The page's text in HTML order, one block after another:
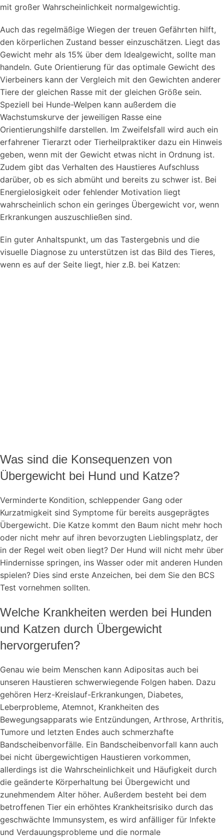
mit großer Wahrscheinlichkeit normalgewichtig.
Auch das regelmäßige Wiegen der treuen Gefährten hilft,
den körperlichen Zustand besser einzuschätzen. Liegt das
Gewicht mehr als 15% über dem Idealgewicht, sollte man
handeln. Gute Orientierung für das optimale Gewicht des
Vierbeiners kann der Vergleich mit den Gewichten anderer
Tiere der gleichen Rasse mit der gleichen Größe sein.
Speziell bei Hunde-Welpen kann außerdem die
Wachstumskurve der jeweiligen Rasse eine
Orientierungshilfe darstellen. Im Zweifelsfall wird auch ein
erfahrener Tierarzt oder Tierheilpraktiker dazu ein Hinweis
geben, wenn mit der Gewicht etwas nicht in Ordnung ist.
Zudem gibt das Verhalten des Haustieres Aufschluss
darüber, ob es sich abmüht und bereits zu schwer ist. Bei
Energielosigkeit oder fehlender Motivation liegt
wahrscheinlich schon ein geringes Übergewicht vor, wenn
Erkrankungen auszuschließen sind.
Ein guter Anhaltspunkt, um das Tastergebnis und die
visuelle Diagnose zu unterstützen ist das Bild des Tieres,
wenn es auf der Seite liegt, hier z.B. bei Katzen:
Was sind die Konsequenzen von
Übergewicht bei Hund und Katze?
Verminderte Kondition, schleppender Gang oder
Kurzatmigkeit sind Symptome für bereits ausgeprägtes
Übergewicht. Die Katze kommt den Baum nicht mehr hoch
oder nicht mehr auf ihren bevorzugten Lieblingsplatz, der
in der Regel weit oben liegt? Der Hund will nicht mehr über
Hindernisse springen, ins Wasser oder mit anderen Hunden
spielen? Dies sind erste Anzeichen, bei dem Sie den BCS
Test vornehmen sollten.
Welche Krankheiten werden bei Hunden
und Katzen durch Übergewicht
hervorgerufen?
Genau wie beim Menschen kann Adipositas auch bei
unseren Haustieren schwerwiegende Folgen haben. Dazu
gehören Herz-Kreislauf-Erkrankungen, Diabetes,
Leberprobleme, Atemnot, Krankheiten des
Bewegungsapparats wie Entzündungen, Arthrose, Arthritis,
Tumore und letzten Endes auch schmerzhafte
Bandscheibenvorfälle. Ein Bandscheibenvorfall kann auch
bei nicht übergewichtigen Haustieren vorkommen,
allerdings ist die Wahrscheinlichkeit und Häufigkeit durch
die geänderte Körperhaltung bei Übergewicht und
zunehmendem Alter höher. Außerdem besteht bei dem
betroffenen Tier ein erhöhtes Krankheitsrisiko durch das
geschwächte Immunsystem, es wird anfälliger für Infekte
und Verdauungsprobleme und die normale